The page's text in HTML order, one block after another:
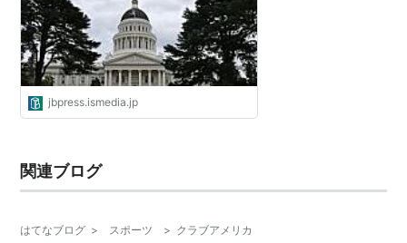
jbpress.ismedia.jp
関連ブログ
はてなブログ > スポーツ > クラブアメリカ